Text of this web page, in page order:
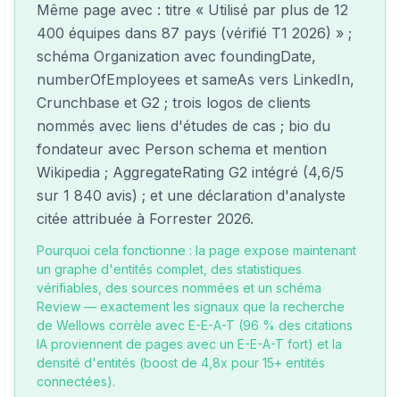
Même page avec : titre « Utilisé par plus de 12
400 équipes dans 87 pays (vérifié T1 2026) » ;
schéma Organization avec foundingDate,
numberOfEmployees et sameAs vers LinkedIn,
Crunchbase et G2 ; trois logos de clients
nommés avec liens d'études de cas ; bio du
fondateur avec Person schema et mention
Wikipedia ; AggregateRating G2 intégré (4,6/5
sur 1 840 avis) ; et une déclaration d'analyste
citée attribuée à Forrester 2026.
Pourquoi cela fonctionne : la page expose maintenant
un graphe d'entités complet, des statistiques
vérifiables, des sources nommées et un schéma
Review — exactement les signaux que la recherche
de Wellows corrèle avec E-E-A-T (96 % des citations
IA proviennent de pages avec un E-E-A-T fort) et la
densité d'entités (boost de 4,8x pour 15+ entités
connectées).